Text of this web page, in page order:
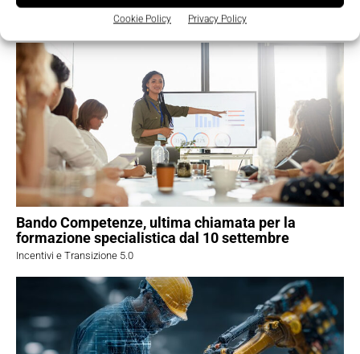
Cookie Policy Privacy Policy
TI POTREBBERO INTERESSARE ⇢
Bando Competenze, ultima chiamata per la
formazione specialistica dal 10 settembre
Incentivi e Transizione 5.0